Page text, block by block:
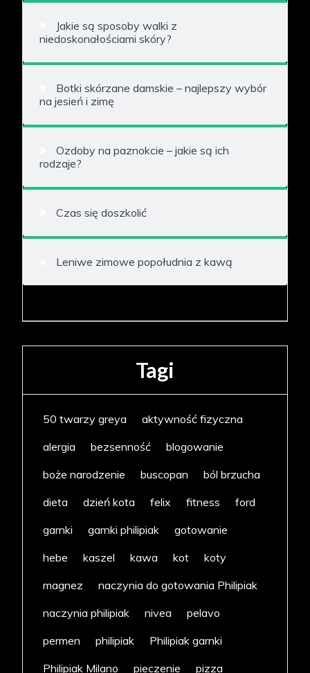
Jakie są sposoby walki z
niedoskonałościami skóry?
Botki skórzane damskie – najlepszy wybór
na jesień i zimę
Ozdoby na paznokcie – jakie są ich
rodzaje?
Czas się doszkolić
Leniwe zimowe popołudnia z kawą
Tagi
50 twarzy greya
aktywność fizyczna
alergia
bezsenność
blogowanie
boże narodzenie
buscopan
ból brzucha
dieta
dzień kota felix fitness
ford
garnki
garnki philipiak
gotowanie
hebe
kaszel kawa kot
koty
magnez
naczynia do gotowania Philipiak
naczynia philipiak
nivea
pelavo
permen
philipiak
Philipiak garnki
Philipiak Milano
pieczenie pizza